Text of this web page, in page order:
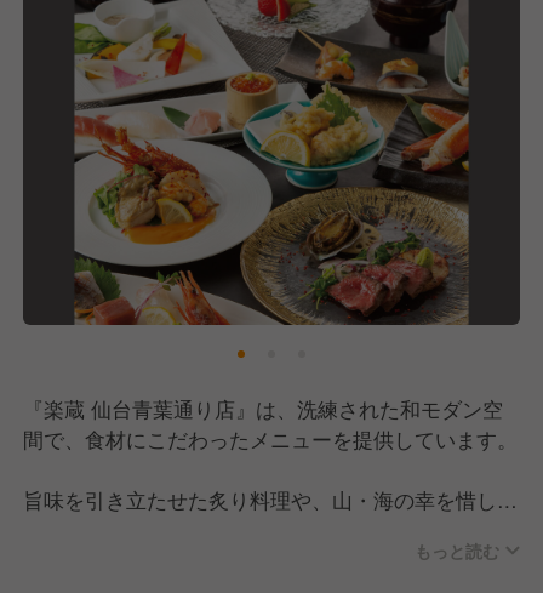
『楽蔵 仙台青葉通り店』は、洗練された和モダン空
間で、食材にこだわったメニューを提供しています。
旨味を引き立たせた炙り料理や、山・海の幸を惜しみ
お料理に合わせた日本酒や焼酎もご用意しているの
もっと読む